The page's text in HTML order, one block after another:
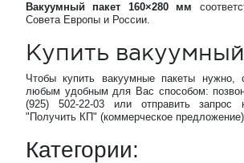
Вакуумный пакет 160×280 мм
Совета Европы и России.
Купить
Чтобы купить вакуумные пакеты нужно,
любым удобным для Вас способом:
(925) 502-22-03 или отправить запрос
"Получить КП" (коммерческое
Категории: